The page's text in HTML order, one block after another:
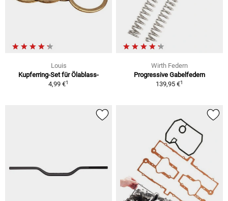
Louis
Kupferring-Set für Ölablass-
4,99 €1
Wirth Federn
Progressive Gabelfedern
139,95 €1